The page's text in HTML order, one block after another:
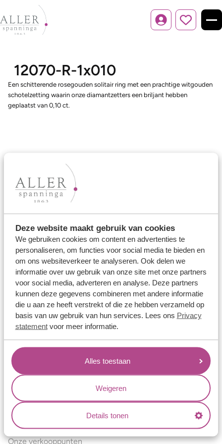
Deze website maakt gebruik van cookies
We gebruiken cookies om content en advertenties te
personaliseren, om functies voor social media te bieden en
om ons websiteverkeer te analyseren. Ook delen we
informatie over uw gebruik van onze site met onze partners
voor social media, adverteren en analyse. Deze partners
kunnen deze gegevens combineren met andere informatie
die u aan ze heeft verstrekt of die ze hebben verzameld op
basis van uw gebruik van hun services. Lees ons Privacy
statementvoor meer informatie.
Alles toestaan
Weigeren
Details tonen
Inloggen
12070-R-1x010
Een schitterende rosegouden solitair ring met een prachtige witgouden
schotelzetting waarin onze diamantzetters een briljant hebben
geplaatst van 0,10 ct.
Ons aanbod
Trouwringen
Verlovingsringen
Vriendschapsringen
Over ons
Aller Spanninga
Historie
Certificaten
Blogs
Jouw voordelen
Conflictvrije Materialen
Oneindig veel mogelijkheden
Kwaliteit
Juweliers & Contact
Onze verkooppunten